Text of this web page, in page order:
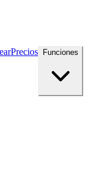
Precios Funciones